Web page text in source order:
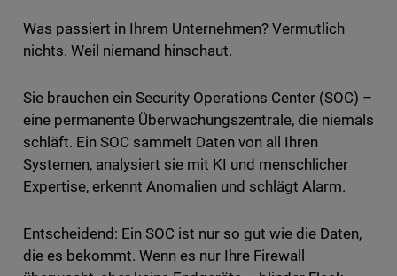
Was passiert in Ihrem Unternehmen? Vermutlich
nichts. Weil niemand hinschaut.
Sie brauchen ein Security Operations Center (SOC) –
eine permanente Überwachungszentrale, die niemals
schläft. Ein SOC sammelt Daten von all Ihren
Systemen, analysiert sie mit KI und menschlicher
Expertise, erkennt Anomalien und schlägt Alarm.
Entscheidend: Ein SOC ist nur so gut wie die Daten,
die es bekommt. Wenn es nur Ihre Firewall